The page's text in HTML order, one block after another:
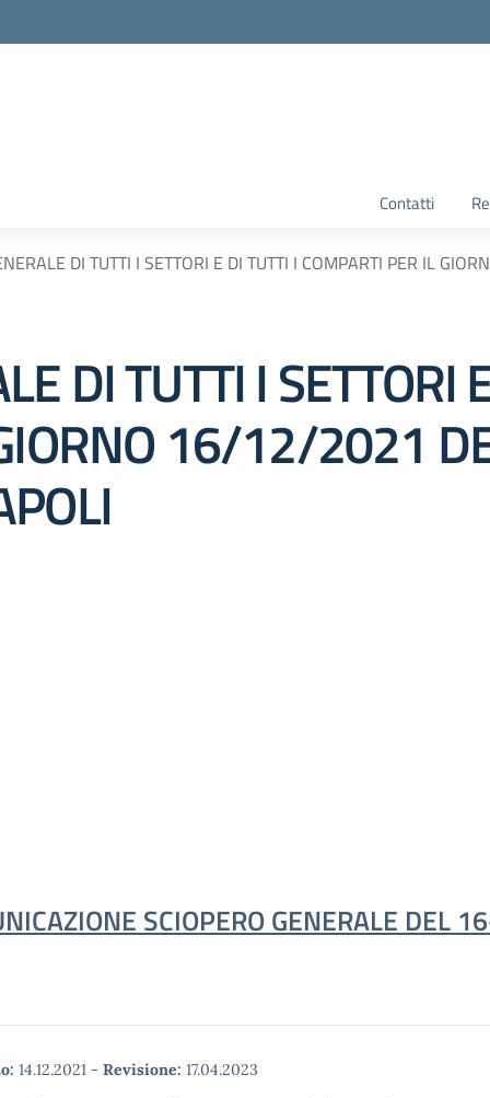
Contatti
DI TUTTI I SETTORI E DI TUTTI I COMPARTI PER IL
DI TUTTI I SETTORI
16/12/2021
SCIOPERO GENERALE DEL
14.12.2021 - Revisione: 17.04.2023